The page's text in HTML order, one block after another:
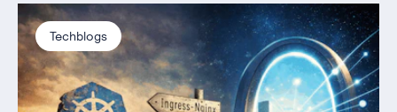
Techblogs